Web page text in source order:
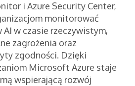
i Azure Security Center,
monitorować
AI w czasie rzeczywistym,
zagrożenia oraz
zgodności. Dzięki
Microsoft Azure staje
wspierającą rozwój